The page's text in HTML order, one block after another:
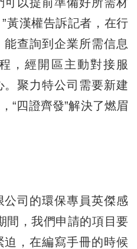
黃漢權告訴記者，在行
查詢到企業所需信息
，經開區主動對接服
聚力特公司需要新建
“四證齊發”解決了燃眉
司的環保專員英傑感
間，我們申請的項目要
，在編寫手冊的時候